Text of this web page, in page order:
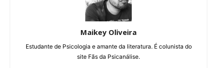
Maikey Oliveira
Estudante de Psicologia e amante da literatura. É colunista do
site Fãs da Psicanálise.